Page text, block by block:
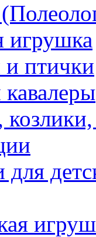
игрушка
птички
для